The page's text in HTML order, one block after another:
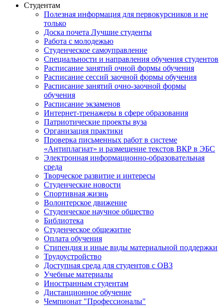
Студентам
Полезная информация для первокурсников и не
только
Доска почета Лучшие студенты
Работа с молодежью
Студенческое самоуправление
Специальности и направления обучения студентов
Расписание занятий очной формы обучения
Расписание сессий заочной формы обучения
Расписание занятий очно-заочной формы
обучения
Расписание экзаменов
Интернет-тренажеры в сфере образования
Патриотические проекты вуза
Организация практики
Проверка письменных работ в системе
«Антиплагиат» и размещение текстов ВКР в ЭБС
Электронная информационно-образовательная
среда
Творческое развитие и интересы
Студенческие новости
Спортивная жизнь
Волонтерское движение
Студенческое научное общество
Библиотека
Студенческое общежитие
Оплата обучения
Стипендия и иные виды материальной поддержки
Трудоустройство
Доступная среда для студентов с ОВЗ
Учебные материалы
Иностранным студентам
Дистанционное обучение
Чемпионат "Профессионалы"